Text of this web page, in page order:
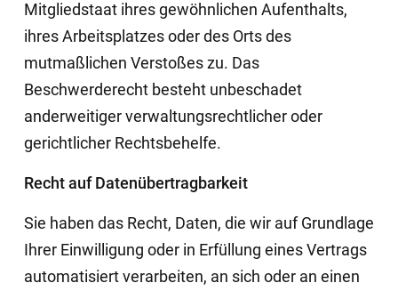
Mitgliedstaat ihres gewöhnlichen Aufenthalts,
ihres Arbeitsplatzes oder des Orts des
mutmaßlichen Verstoßes zu. Das
Beschwerderecht besteht unbeschadet
anderweitiger verwaltungsrechtlicher oder
gerichtlicher Rechtsbehelfe.
Recht auf Daten­übertrag­barkeit
Sie haben das Recht, Daten, die wir auf Grundlage
Ihrer Einwilligung oder in Erfüllung eines Vertrags
automatisiert verarbeiten, an sich oder an einen